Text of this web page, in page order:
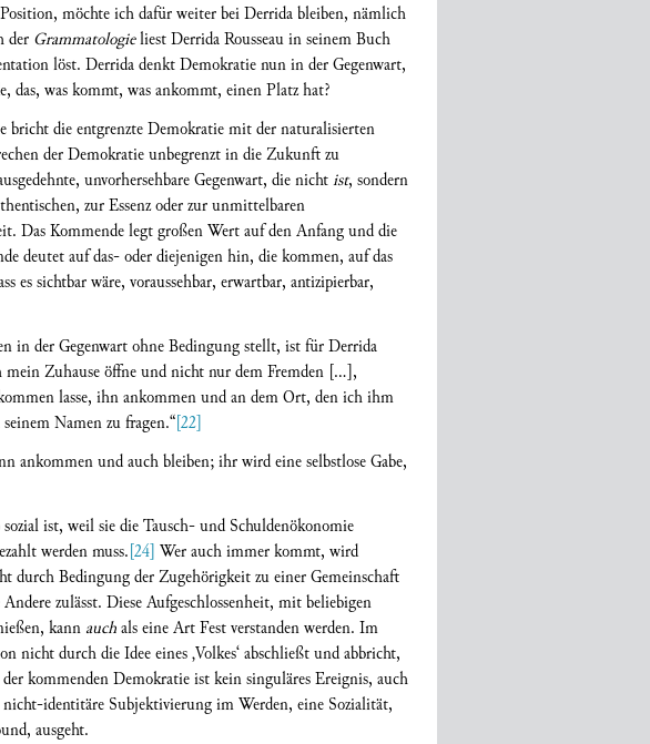
möchte ich dafür weiter bei Derrida bleiben, nämlich
der Grammatologieliest Derrida Rousseau in seinem Buch
löst. Derrida denkt Demokratie nun in der Gegenwart,
das, was kommt, was ankommt, einen Platz hat?
bricht die entgrenzte Demokratie mit der naturalisierten
der Demokratie unbegrenzt in die Zukunft zu
unvorhersehbare Gegenwart, die nichtist, sondern
zur Essenz oder zur unmittelbaren
Das Kommende legt großen Wert auf den Anfang und die
deutet auf das- oder diejenigen hin, die kommen, auf das
sichtbar wäre, voraussehbar, erwartbar, antizipierbar,
in der Gegenwart ohne Bedingung stellt, ist für Derrida
mein Zuhause öffne und nicht nur dem Fremden [...],
lasse, ihn ankommen und an dem Ort, den ich ihm
Namen zu fragen.“[22]
ankommen und auch bleiben; ihr wird eine selbstlose Gabe,
ist, weil sie die Tausch- und Schuldenökonomie
werden muss.[24] Wer auch immer kommt, wird
durch Bedingung der Zugehörigkeit zu einer Gemeinschaft
zulässt. Diese Aufgeschlossenheit, mit beliebigen
kann auchals eine Art Fest verstanden werden. Im
nicht durch die Idee eines ‚Volkes‘ abschließt und abbricht,
kommenden Demokratie ist kein singuläres Ereignis, auch
identitäre Subjektivierung im Werden, eine Sozialität,
ausgeht.